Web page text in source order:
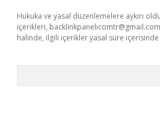
Hukuka ve yasal düzenlemelere aykırı
içerikleri, backlinkpanelicomtr@gmail.com
halinde, ilgili içerikler yasal süre içerisinde